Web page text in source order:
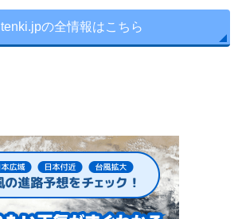
tenki.jpの全情報はこちら